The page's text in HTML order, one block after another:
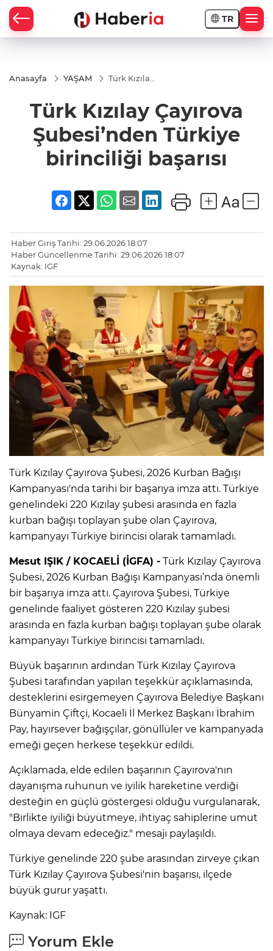
TR
Anasayfa YAŞAM
Türk Kızılay
Türkiye
birinciliği
başarısı
Türk Kızılay Çayırova
Şubesi’nden Türkiye
birinciliği başarısı
Haber Giriş Tarihi: 29.06.2026 18:07
Haber Güncellenme Tarihi: 29.06.2026 18:07
Kaynak: IGF
Türk Kızılay Çayırova Şubesi, 2026 Kurban Bağışı
Kampanyası'nda tarihi bir başarıya imza attı. Türkiye
genelindeki 220 Kızılay şubesi arasında en fazla
kurban bağışı toplayan şube olan Çayırova,
kampanyayı Türkiye birincisi olarak tamamladı.
Mesut IŞIK / KOCAELİ (İGFA) - Türk Kızılay Çayırova
Şubesi, 2026 Kurban Bağışı Kampanyası’nda önemli
bir başarıya imza attı. Çayırova Şubesi, Türkiye
genelinde faaliyet gösteren 220 Kızılay şubesi
arasında en fazla kurban bağışı toplayan şube olarak
kampanyayı Türkiye birincisi tamamladı.
Büyük başarının ardından Türk Kızılay Çayırova
Şubesi tarafından yapılan teşekkür açıklamasında,
desteklerini esirgemeyen Çayırova Belediye Başkanı
Bünyamin Çiftçi, Kocaeli İl Merkez Başkanı İbrahim
Pay, hayırsever bağışçılar, gönüllüler ve kampanyada
emeği geçen herkese teşekkür edildi.
Açıklamada, elde edilen başarının Çayırova'nın
dayanışma ruhunun ve iyilik hareketine verdiği
desteğin en güçlü göstergesi olduğu vurgulanarak,
"Birlikte iyiliği büyütmeye, ihtiyaç sahiplerine umut
olmaya devam edeceğiz." mesajı paylaşıldı.
Türkiye genelinde 220 şube arasından zirveye çıkan
Türk Kızılay Çayırova Şubesi'nin başarısı, ilçede
büyük gurur yaşattı.
Kaynak: IGF
Yorum Ekle